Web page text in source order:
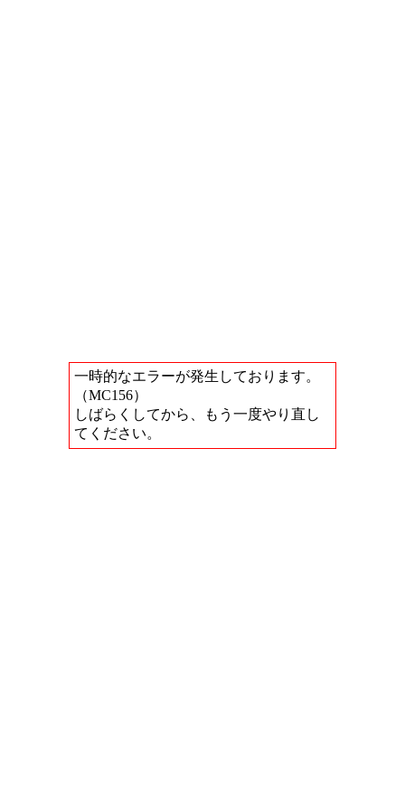
一時的なエラーが発生しております。
（MC156）
しばらくしてから、もう一度やり直し
てください。